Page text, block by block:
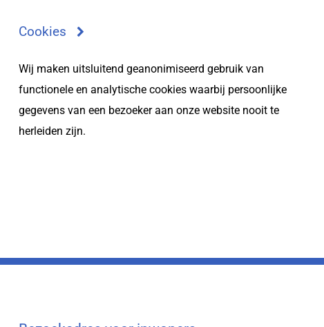
Cookies
Wij maken uitsluitend geanonimiseerd gebruik van
functionele en analytische cookies waarbij persoonlijke
gegevens van een bezoeker aan onze website nooit te
herleiden zijn.